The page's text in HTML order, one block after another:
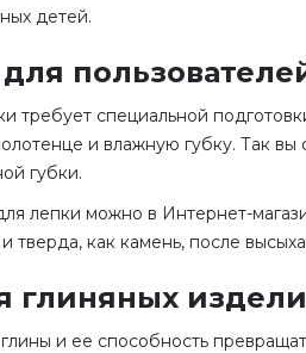
детей.
требует специальной
и влажную губку. Так
губки.
лепки можно в Интернет-
тверда, как камень, после
глиняных
и ее способность